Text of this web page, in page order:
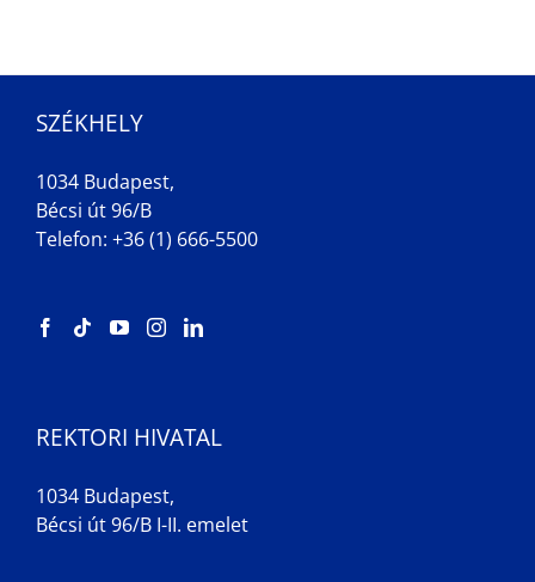
SZÉKHELY
1034 Budapest,
Bécsi út 96/B
Telefon: +36 (1) 666-5500
REKTORI HIVATAL
1034 Budapest,
Bécsi út 96/B I-II. emelet